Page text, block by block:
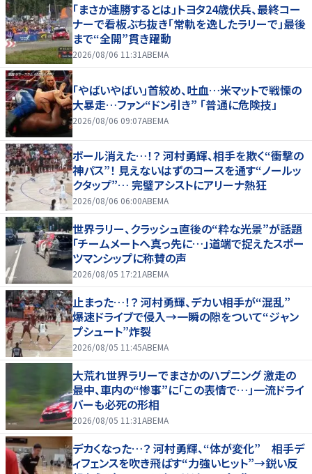
「まさか連勝するとは」トヨタ24歳伏兵、最終コー
ナーで看板ぶち抜き「常軌を逸したラリーで」最後
まで“全開”貫き躍動
2026/08/06 11:31ABEMA
「やばいやばい」首絞め、吐血…米マットで戦慄の
大暴走…ファン“ドン引き” 「普通に危険技」
2026/08/06 09:07ABEMA
ボール消えた…！？ 河村勇輝、相手を欺く“衝撃の
神パス”！ 見えないはずのコースを通す“ノールッ
クタップ”… 完璧アシストにアリーナ熱狂
2026/08/06 06:00ABEMA
世界ラリー、クラッシュ直後の“粋な光景”が話題
「チームメートへ真っ先に…」道端で捉えたスポー
ツマンシップに称賛の声
2026/08/05 17:21ABEMA
止まった…！？ 河村勇輝、デカい相手が“混乱”
爆速ドライブで侵入→一瞬の隙をついて“ジャン
プシュート”炸裂
2026/08/05 11:45ABEMA
大荒れ世界ラリーでまさかのハプニング 激走の
最中、車内の“惨事”に「この表情で…」一流ドライ
バーも必死の形相
2026/08/05 11:31ABEMA
デカくなった…？ 河村勇輝、“体が変化” 相手デ
ィフェンスを吹き飛ばす“力強いヒット”→鋭い反